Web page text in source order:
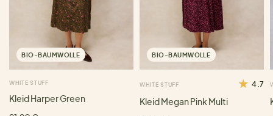
BIO-BAUMWOLLE
WHITE STUFF
Kleid Harper Green
BIO-BAUMWOLLE
WHITE STUFF 4.7
Kleid Megan Pink Multi